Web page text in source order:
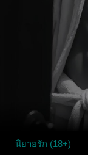
นิยายรัก (18+)